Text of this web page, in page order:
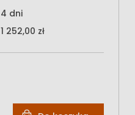
4 dni
1 252,00 zł